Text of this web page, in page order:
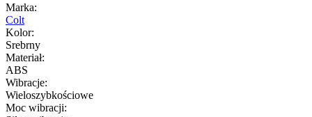
Marka:
Colt
Kolor:
Srebrny
Materiał:
ABS
Wibracje:
Wieloszybkościowe
Moc wibracji: